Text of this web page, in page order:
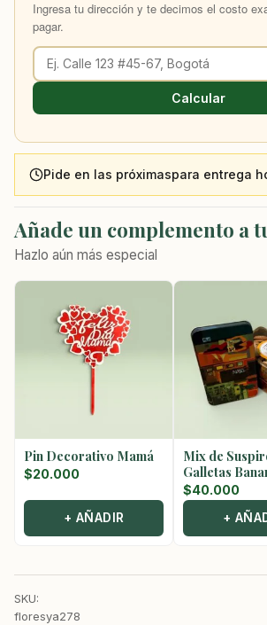
Ingresa tu dirección y te decimos el costo
pagar.
Calcular
Pide en las próximaspara entrega
Añade un complemento a
Hazlo aún más especial
Pin Decorativo Mamá
$20.000
+ AÑADIR
Mix de
Galletas
$40.000
+
SKU:
floresya278